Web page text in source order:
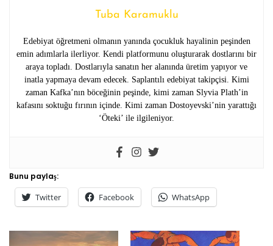
Tuba Karamuklu
Edebiyat öğretmeni olmanın yanında çocukluk hayalinin peşinden
emin adımlarla ilerliyor. Kendi platformunu oluşturarak dostlarını bir
araya topladı. Dostlarıyla sanatın her alanında üretim yapıyor ve
inatla yapmaya devam edecek. Saplantılı edebiyat takipçisi. Kimi
zaman Kafka’nın böceğinin peşinde, kimi zaman Slyvia Plath’in
kafasını soktuğu fırının içinde. Kimi zaman Dostoyevski’nin yarattığı
‘Öteki’ ile ilgileniyor.
Bunu paylaş:
Twitter Facebook WhatsApp